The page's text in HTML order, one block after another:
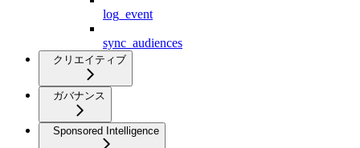
log_event
sync_audiences
クリエイティブ
ガバナンス
Sponsored Intelligence